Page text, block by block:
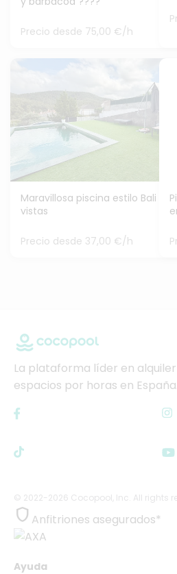
Precio desde 75,00 €/h
Maravillosa piscina estilo Bali con
vistas
Precio desde 37,00 €/h
La plataforma líder en
espacios por horas en España.
© 2022-2026 Cocopool, Inc. All rights
 Anfitriones asegurados*
Ayuda